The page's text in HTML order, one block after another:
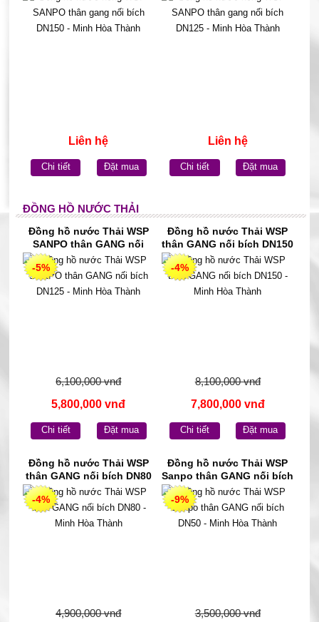
Liên hệ
Chi tiết Đặt mua
Liên hệ
Chi tiết Đặt mua
ĐỒNG HỒ NƯỚC THẢI
Đồng hồ nước Thải WSP
SANPO thân GANG nối
bích DN125 - Minh Hòa
Thành
-5%
6,100,000 vnđ
5,800,000 vnđ
Chi tiết Đặt mua
Đồng hồ nước Thải WSP
thân GANG nối bích DN150
- Minh Hòa Thành
-4%
8,100,000 vnđ
7,800,000 vnđ
Chi tiết Đặt mua
Đồng hồ nước Thải WSP
thân GANG nối bích DN80
- Minh Hòa Thành
-4%
4,900,000 vnđ
Đồng hồ nước Thải WSP
Sanpo thân GANG nối bích
DN50 - Minh Hòa Thành
-9%
3,500,000 vnđ